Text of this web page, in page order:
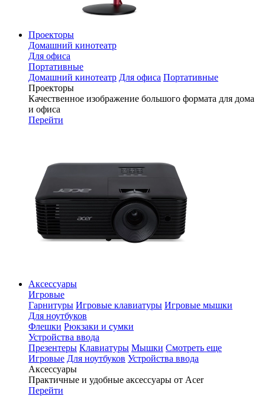
Проекторы
Домашний кинотеатр
Для офиса
Портативные
Домашний кинотеатр Для офиса Портативные
Проекторы
Качественное изображение большого формата для дома
и офиса
Перейти
Аксессуары
Игровые
Гарнитуры Игровые клавиатуры Игровые мышки
Для ноутбуков
Флешки Рюкзаки и сумки
Устройства ввода
Презентеры Клавиатуры Мышки Смотреть еще
Игровые Для ноутбуков Устройства ввода
Аксессуары
Практичные и удобные аксессуары от Acer
Перейти